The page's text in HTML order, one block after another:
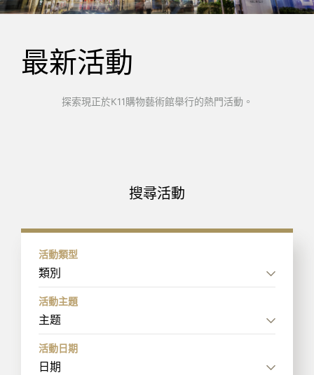
最新活動
探索現正於K11購物藝術館舉行的熱門活動。
搜尋活動
活動類型
類別
活動主題
主题
活動日期